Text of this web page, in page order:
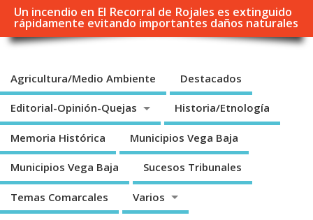
Un incendio en El Recorral de Rojales es extinguido
rápidamente evitando importantes daños naturales
Agricultura/Medio Ambiente Destacados
Editorial-Opinión-Quejas Historia/Etnología
Memoria Histórica Municipios Vega Baja
Municipios Vega Baja Sucesos Tribunales
Temas Comarcales Varios